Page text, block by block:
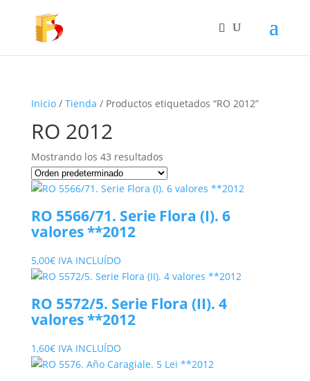
Inicio/ Tienda / Productos etiquetados “RO 2012”
RO 2012
Mostrando los 43 resultados
RO 5566/71. Serie Flora (I). 6
valores **2012
5,00€ IVA INCLUÍDO
RO 5572/5. Serie Flora (II). 4
valores **2012
1,60€ IVA INCLUÍDO